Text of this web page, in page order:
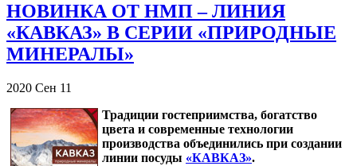
НОВИНКА ОТ НМП – ЛИНИЯ
«КАВКАЗ» В СЕРИИ «ПРИРОДНЫЕ
МИНЕРАЛЫ»
2020 Сен 11
Традиции гостеприимства, богатство
цвета и современные технологии
производства объединились при создании
линии посуды «КАВКАЗ».